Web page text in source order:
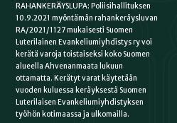
RAHANKERÄYSLUPA: Poliisihallituksen
10.9.2021 myöntämän rahankeräysluvan
RA/2021/1127 mukaisesti Suomen
Luterilainen Evankeliumiyhdistys ry voi
kerätä varoja toistaiseksi koko Suomen
alueella Ahvenanmaata lukuun
ottamatta. Kerätyt varat käytetään
vuoden kuluessa keräyksestä Suomen
Luterilaisen Evankeliumiyhdistyksen
työhön kotimaassa ja ulkomailla.